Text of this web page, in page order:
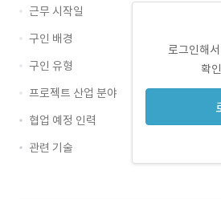
로그인해
확
근무 시작일
구인 배경
구인 유형
프로젝트 산업 분야
협업 예정 인력
관련 기술